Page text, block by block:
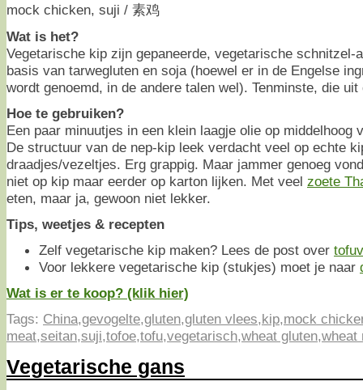
mock chicken, suji / 素鸡
Wat is het?
Vegetarische kip zijn gepaneerde, vegetarische schnitzel-
basis van tarwegluten en soja (hoewel er in de Engelse
wordt genoemd, in de andere talen wel). Tenminste, die uit
Hoe te gebruiken?
Een paar minuutjes in een klein laagje olie op middelhoog
De structuur van de nep-kip leek verdacht veel op echte
draadjes/vezeltjes. Erg grappig. Maar jammer genoeg
niet op kip maar eerder op karton lijken. Met veel zoete
eten, maar ja, gewoon niet lekker.
Tips, weetjes & recepten
Zelf vegetarische kip maken? Lees de post over
Voor lekkere vegetarische kip (stukjes) moet je naar
Wat is er te koop? (klik hier)
Tags: China,gevogelte,gluten,gluten vlees,kip,mock
meat,seitan,suji,tofoe,tofu,vegetarisch,wheat gluten,wheat
Vegetarische gans